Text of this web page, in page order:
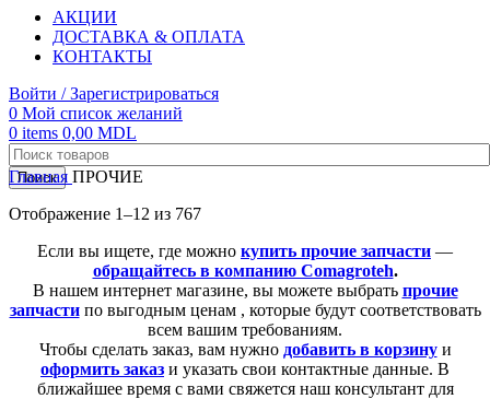
АКЦИИ
ДОСТАВКА & ОПЛАТА
КОНТАКТЫ
Войти / Зарегистрироваться
0 Мой список желаний
0 items 0,00 MDL
Поиск
Главная ПРОЧИЕ
Отображение 1–12 из 767
Если вы ищете, где можно купить прочие запчасти —
обращайтесь в компанию Comagroteh.
В нашем интернет магазине, вы можете выбрать прочие
запчасти по выгодным ценам , которые будут соответствовать
всем вашим требованиям.
Чтобы сделать заказ, вам нужно добавить в корзинуи
оформить заказ и указать свои контактные данные. В
ближайшее время с вами свяжется наш консультант для